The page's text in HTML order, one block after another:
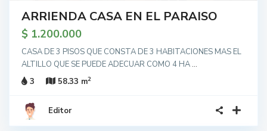
ARRIENDA CASA EN EL PARAISO
$ 1.200.000
CASA DE 3 PISOS QUE CONSTA DE 3 HABITACIONES MAS EL
ALTILLO QUE SE PUEDE ADECUAR COMO 4 HA...
3
58.33 m2
Editor